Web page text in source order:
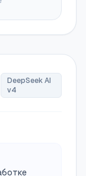
DeepSeek AI
v4